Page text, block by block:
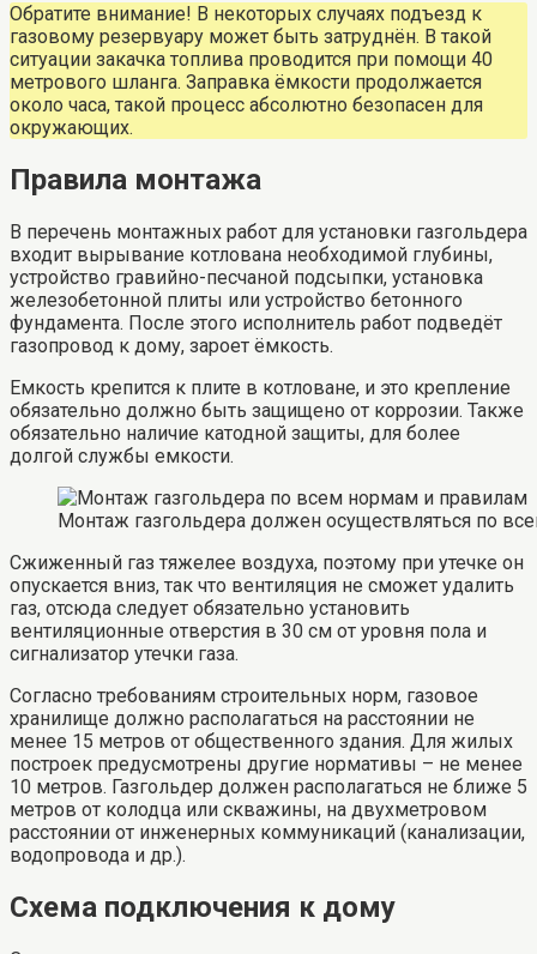
Обратите внимание! В некоторых случаях подъезд к
газовому резервуару может быть затруднён. В такой
ситуации закачка топлива проводится при помощи 40
метрового шланга. Заправка ёмкости продолжается
около часа, такой процесс абсолютно безопасен для
окружающих.
Правила монтажа
В перечень монтажных работ для установки газгольдера
входит вырывание котлована необходимой глубины,
устройство гравийно-песчаной подсыпки, установка
железобетонной плиты или устройство бетонного
фундамента. После этого исполнитель работ подведёт
газопровод к дому, зароет ёмкость.
Емкость крепится к плите в котловане, и это крепление
обязательно должно быть защищено от коррозии. Также
обязательно наличие катодной защиты, для более
долгой службы емкости.
Монтаж газгольдера должен осуществляться по
Сжиженный газ тяжелее воздуха, поэтому при утечке он
опускается вниз, так что вентиляция не сможет удалить
газ, отсюда следует обязательно установить
вентиляционные отверстия в 30 см от уровня пола и
сигнализатор утечки газа.
Согласно требованиям строительных норм, газовое
хранилище должно располагаться на расстоянии не
менее 15 метров от общественного здания. Для жилых
построек предусмотрены другие нормативы – не менее
10 метров. Газгольдер должен располагаться не ближе 5
метров от колодца или скважины, на двухметровом
расстоянии от инженерных коммуникаций (канализации,
водопровода и др.).
Схема подключения к дому